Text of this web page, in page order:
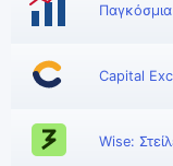
Παγκόσμια
Capital
Wise: